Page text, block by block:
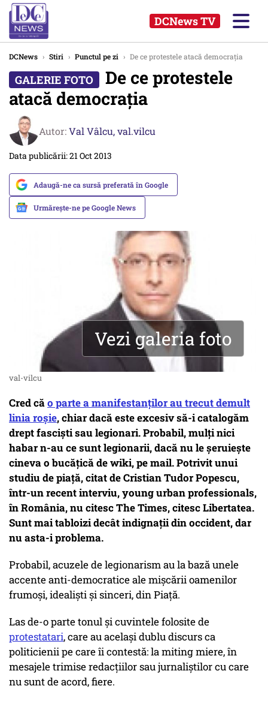
DCNews TV
DCNews › Stiri › Punctul pe zi › De ce protestele atacă democrația
De ce protestele
atacă democrația
Autor:Val Vâlcu,val.vilcu
Data publicării: 21 Oct 2013
Adaugă-ne ca sursă preferată în Google
Urmărește-ne pe Google News
Vezi galeria foto
val-vilcu
Cred căo parte a manifestanților au trecut demult
linia roșie, chiar dacă este excesiv să-i catalogăm
drept fasciști sau legionari. Probabil, mulți nici
habar n-au ce sunt legionarii, dacă nu le șeruiește
cineva o bucățică de wiki, pe mail. Potrivit unui
studiu de piață, citat de Cristian Tudor Popescu,
într-un recent interviu, young urban professionals,
în România, nu citesc The Times, citesc Libertatea.
Sunt mai tabloizi decât indignații din occident, dar
nu asta-i problema.
Probabil, acuzele de legionarism au la bază unele
accente anti-democratice ale mișcării oamenilor
frumoși, idealiști și sinceri, din Piață.
Las de-o parte tonul și cuvintele folosite de
protestatari, care au același dublu discurs ca
politicienii pe care îi contestă: la miting miere, în
mesajele trimise redacțiilor sau jurnaliștilor cu care
nu sunt de acord, fiere.